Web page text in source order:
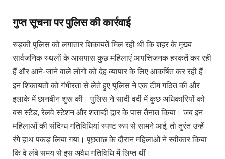
गुप्त सूचना पर पुलिस की कार्रवाई
रुड़की पुलिस को लगातार शिकायतें मिल रही थीं कि शहर के मुख्य
सार्वजनिक स्थलों के आसपास कुछ महिलाएं आपत्तिजनक हरकतें कर रही
हैं और आने-जाने वाले लोगों को देह व्यापार के लिए आकर्षित कर रही हैं।
इन शिकायतों को गंभीरता से लेते हुए पुलिस ने एक टीम गठित की और
इलाके में छानबीन शुरू की। पुलिस ने सादी वर्दी में कुछ अधिकारियों को
बस स्टैंड, रेलवे स्टेशन और शताब्दी द्वार के पास तैनात किया। जब इन
महिलाओं की संदिग्ध गतिविधियां स्पष्ट रूप से सामने आईं, तो तुरंत उन्हें
रंगे हाथ पकड़ लिया गया। पूछताछ के दौरान महिलाओं ने स्वीकार किया
कि वे लंबे समय से इस अवैध गतिविधि में लिप्त थीं।